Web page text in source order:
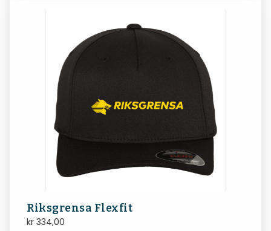
Riksgrensa Flexfit
kr 334,00